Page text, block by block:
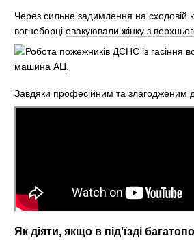
Через сильне задимлення на сходовій
вогнеборці евакуювали жінку з
Завдяки професійним та злагодженим
Як діяти, якщо в під'їзді